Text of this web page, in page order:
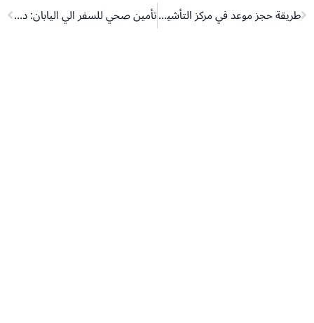
طريقة حجز موعد في مركز التأشيرات الموحد تأمين صحي للسفر الي اليابان: دليل شامل لرحلة آمنة